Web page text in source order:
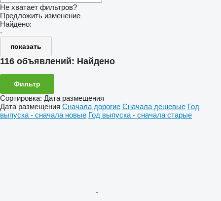
Не хватает фильтров?
Предложить изменение
Найдено:
-
показать
116 объявлений: Найдено
Фильтр
Сортировка: Дата размещения
Дата размещения Сначала дорогие Сначала дешевые Год
выпуска - сначала новые Год выпуска - сначала старые